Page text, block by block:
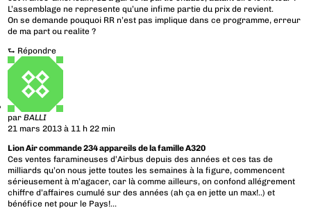
L’assemblage ne represente qu’une infime partie du prix de revient.
On se demande pouquoi RR n’est pas implique dans ce programme, erreur
de ma part ou realite ?
⮑ Répondre
parBALLI
21 mars 2013 à 11 h 22 min
Lion Air commande 234 appareils de la famille A320
Ces ventes faramineuses d’Airbus depuis des années et ces tas de
milliards qu’on nous jette toutes les semaines à la figure, commencent
sérieusement à m’agacer, car là comme ailleurs, on confond allégrement
chiffre d’affaires cumulé sur des années (ah ça en jette un max!..) et
bénéfice net pour le Pays!…